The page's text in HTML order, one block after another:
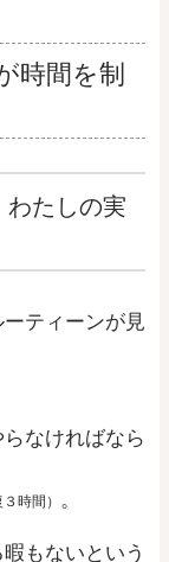
時間を制
わたしの実
ティーンが見
なければなら
時間） 。
もないという